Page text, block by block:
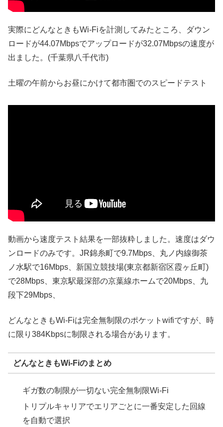
実際にどんなときもWi-Fiを計測してみたところ、ダウン
ロードが44.07Mbpsでアップロードが32.07Mbpsの速度が
出ました。(千葉県八千代市)
土曜の午前からお昼にかけて都市圏でのスピードテスト
動画から速度テスト結果を一部抜粋しました。速度はダウ
ンロードのみです。JR錦糸町で9.7Mbps、丸ノ内線御茶
ノ水駅で16Mbps、新国立競技場(東京都新宿区霞ヶ丘町)
で28Mbps、東京駅最深部の京葉線ホームで20Mbps、九
段下29Mbps、
どんなときもWi-Fiは完全無制限のポケットwifiですが、時
に限り384Kbpsに制限される場合があります。
どんなときもWi-Fiのまとめ
ギガ数の制限が一切ない完全無制限Wi-Fi
トリプルキャリアでエリアごとに一番安定した回線
を自動で選択